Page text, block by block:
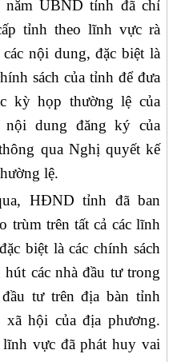
UBND tỉnh đã chỉ
tỉnh theo lĩnh vực rà
nội dung, đặc biệt là
sách của tỉnh để đưa
kỳ họp thường lệ của
dung đăng ký của
qua Nghị quyết kế
lệ.
HĐND tỉnh đã ban
trùm trên tất cả các lĩnh
biệt là các chính sách
các nhà đầu tư trong
tư trên địa bàn tỉnh
hội của địa phương.
lĩnh vực đã phát huy vai